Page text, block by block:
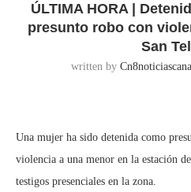
ÚLTIMA HORA |
presunto robo con
San
written by
Una mujer ha sido detenida como
violencia a una menor en la estación
testigos presenciales en la zona.